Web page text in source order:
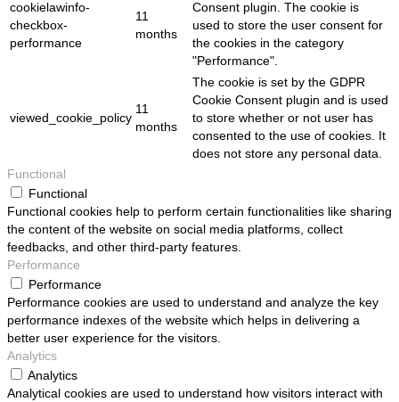
cookielawinfo-
checkbox-
performance
11
months
Consent plugin. The cookie is
used to store the user consent for
the cookies in the category
"Performance".
viewed_cookie_policy
11
months
The cookie is set by the GDPR
Cookie Consent plugin and is used
to store whether or not user has
consented to the use of cookies. It
does not store any personal data.
Functional
Functional
Functional cookies help to perform certain functionalities like sharing
the content of the website on social media platforms, collect
feedbacks, and other third-party features.
Performance
Performance
Performance cookies are used to understand and analyze the key
performance indexes of the website which helps in delivering a
better user experience for the visitors.
Analytics
Analytics
Analytical cookies are used to understand how visitors interact with